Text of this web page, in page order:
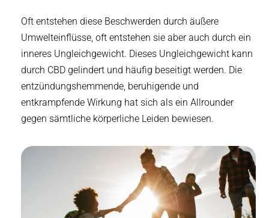
Oft entstehen diese Beschwerden durch äußere
Umwelteinflüsse, oft entstehen sie aber auch durch ein
inneres Ungleichgewicht. Dieses Ungleichgewicht kann
durch CBD gelindert und häufig beseitigt werden. Die
entzündungshemmende, beruhigende und
entkrampfende Wirkung hat sich als ein Allrounder
gegen sämtliche körperliche Leiden bewiesen.